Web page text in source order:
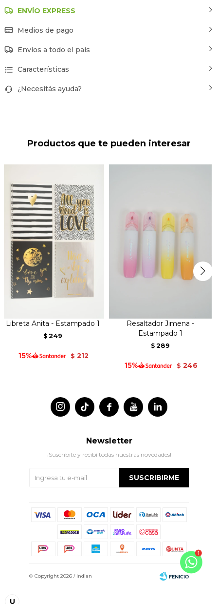
U
ENVÍO EXPRESS
Medios de pago
Envíos a todo el país
Características
¿Necesitás ayuda?
Productos que te pueden interesar
Libreta Anita - Estampado 1
$ 249
$ 212
Resaltador Jimena -
Estampado 1
$ 289
$ 246
 
 
Newsletter
¡Suscribite y recibí todas nuestras novedades!
SUSCRIBIRME
© Copyright 2026 / Indian